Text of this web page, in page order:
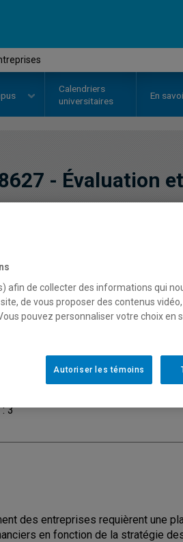
Calendriers
universitaires
En
- Évaluation
: 3
des entreprises requièrent une
en fonction de la stratégie
afin de collecter des informations qui
de vous proposer des contenus vidéo,
pouvez personnaliser votre choix en
Autoriser les témoins